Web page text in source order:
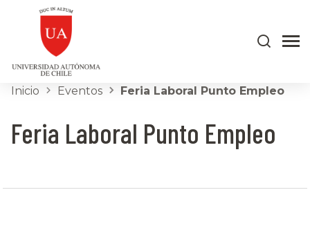
Inicio Eventos Feria Laboral Punto Empleo
Feria Laboral Punto Empleo